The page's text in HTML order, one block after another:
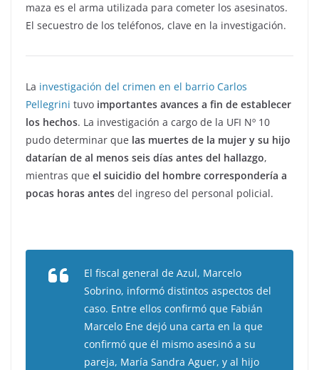
maza es el arma utilizada para cometer los asesinatos.
El secuestro de los teléfonos, clave en la investigación.
La investigación del crimen en el barrio Carlos
Pellegrini tuvo importantes avances a fin de establecer
los hechos. La investigación a cargo de la UFI Nº 10
pudo determinar que las muertes de la mujer y su hijo
datarían de al menos seis días antes del hallazgo,
mientras que el suicidio del hombre correspondería a
pocas horas antes del ingreso del personal policial.
El fiscal general de Azul, Marcelo
Sobrino, informó distintos aspectos del
caso. Entre ellos confirmó que Fabián
Marcelo Ene dejó una carta en la que
confirmó que él mismo asesinó a su
pareja, María Sandra Aguer, y al hijo